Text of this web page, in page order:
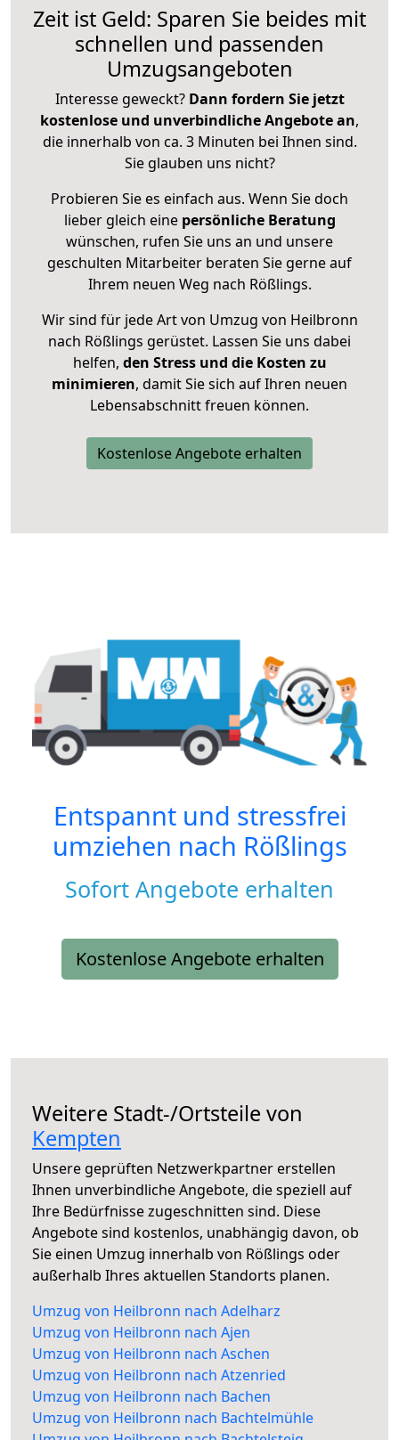
Zeit ist Geld: Sparen Sie beides mit
schnellen und passenden
Umzugsangeboten
Interesse geweckt? Dann fordern Sie jetzt
kostenlose und unverbindliche Angebote an,
die innerhalb von ca. 3 Minuten bei Ihnen sind.
Sie glauben uns nicht?
Probieren Sie es einfach aus. Wenn Sie doch
lieber gleich eine persönliche Beratung
wünschen, rufen Sie uns an und unsere
geschulten Mitarbeiter beraten Sie gerne auf
Ihrem neuen Weg nach Rößlings.
Wir sind für jede Art von Umzug von Heilbronn
nach Rößlings gerüstet. Lassen Sie uns dabei
helfen, den Stress und die Kosten zu
minimieren, damit Sie sich auf Ihren neuen
Lebensabschnitt freuen können.
Kostenlose Angebote erhalten
Entspannt und stressfrei
umziehen nach Rößlings
Sofort Angebote erhalten
Kostenlose Angebote erhalten
Weitere Stadt-/Ortsteile von
Kempten
Unsere geprüften Netzwerkpartner erstellen
Ihnen unverbindliche Angebote, die speziell auf
Ihre Bedürfnisse zugeschnitten sind. Diese
Angebote sind kostenlos, unabhängig davon, ob
Sie einen Umzug innerhalb von Rößlings oder
außerhalb Ihres aktuellen Standorts planen.
Umzug von Heilbronn nach Adelharz
Umzug von Heilbronn nach Ajen
Umzug von Heilbronn nach Aschen
Umzug von Heilbronn nach Atzenried
Umzug von Heilbronn nach Bachen
Umzug von Heilbronn nach Bachtelmühle